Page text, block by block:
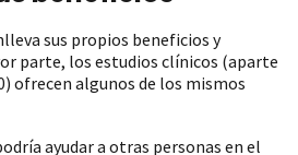
sus propios beneficios y
parte, los estudios clínicos (aparte
ofrecen algunos de los mismos
ayudar a otras personas en el